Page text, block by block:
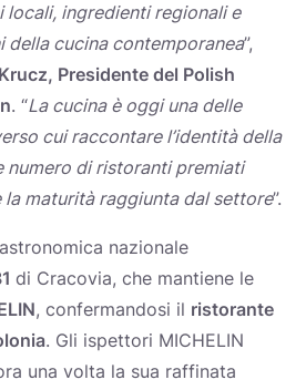
ingredienti regionali e
della cucina contemporanea”,
Presidente del Polish
. “La cucina è oggi una delle
cui raccontare l’identità della
numero di ristoranti premiati
la maturità raggiunta dal settore”.
nazionale
di Cracovia, che mantiene le
, confermandosi il ristorante
. Gli ispettori MICHELIN
una volta la sua raffinata